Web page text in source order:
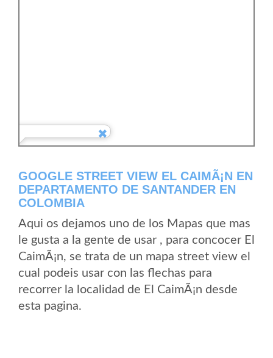
GOOGLE STREET VIEW EL CAIMÃ¡N EN
DEPARTAMENTO DE SANTANDER EN
COLOMBIA
Aqui os dejamos uno de los Mapas que mas
le gusta a la gente de usar , para concocer El
CaimÃ¡n, se trata de un mapa street view el
cual podeis usar con las flechas para
recorrer la localidad de El CaimÃ¡n desde
esta pagina.